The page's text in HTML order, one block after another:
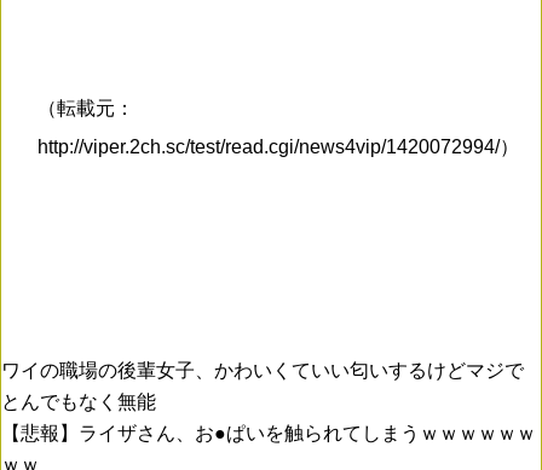
（転載元：
http://viper.2ch.sc/test/read.cgi/news4vip/1420072994/）
ワイの職場の後輩女子、かわいくていい匂いするけどマジで
とんでもなく無能
【悲報】ライザさん、お●ぱいを触られてしまうｗｗｗｗｗｗ
ｗｗ